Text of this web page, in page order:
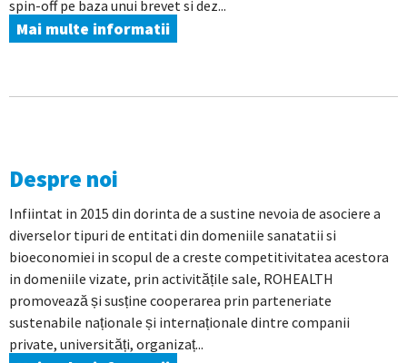
spin-off pe baza unui brevet si dez...
Mai multe informatii
Despre noi
Infiintat in 2015 din dorinta de a sustine nevoia de asociere a
diverselor tipuri de entitati din domeniile sanatatii si
bioeconomiei in scopul de a creste competitivitatea acestora
in domeniile vizate, prin activitățile sale, ROHEALTH
promovează și susține cooperarea prin parteneriate
sustenabile naționale și internaționale dintre companii
private, universități, organizaț...